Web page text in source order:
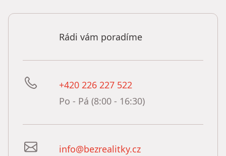
Rádi vám poradíme
+420 226 227 522
Po - Pá (8:00 - 16:30)
info@bezrealitky.cz